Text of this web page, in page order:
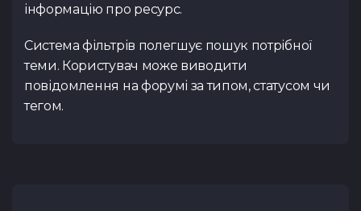
інформацію про ресурс.
Система фільтрів полегшує пошук потрібної
теми. Користувач може виводити
повідомлення на форумі за типом, статусом чи
тегом.